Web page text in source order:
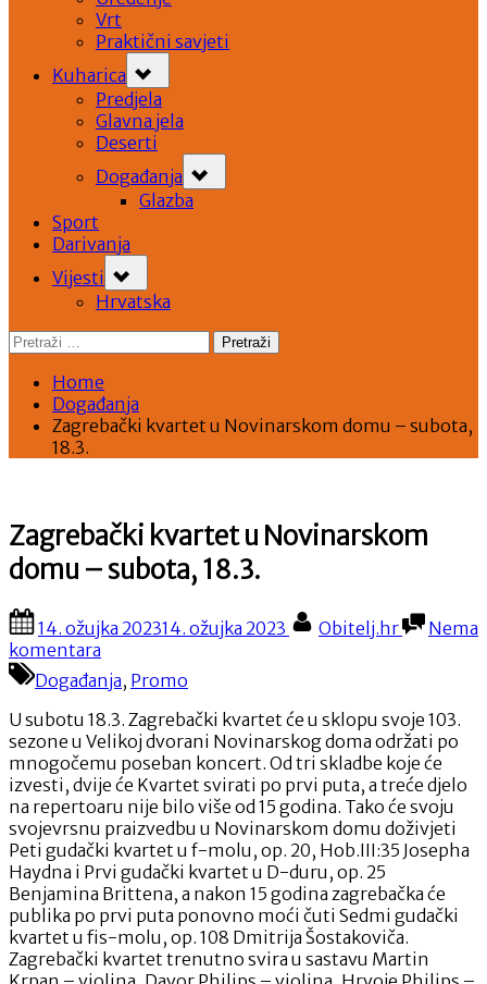
Vrt
Praktični savjeti
Kuharica
sub-
menu
Predjela
Glavna jela
Deserti
Događanja
sub-
menu
Glazba
Sport
Darivanja
Vijesti
sub-
menu
Hrvatska
Pretraži:
Home
Događanja
Zagrebački kvartet u Novinarskom domu – subota,
18.3.
Zagrebački kvartet u Novinarskom
domu – subota, 18.3.
Posted
on
14. ožujka 202314. ožujka 2023 By
Obitelj.hr
Nema
komentara
Zagrebački
kvartet
u
Novinarskom
domu
–
subota,
18.3.
Događanja, Promo
U subotu 18.3. Zagrebački kvartet će u sklopu svoje 103.
sezone u Velikoj dvorani Novinarskog doma održati po
mnogočemu poseban koncert. Od tri skladbe koje će
izvesti, dvije će Kvartet svirati po prvi puta, a treće djelo
na repertoaru nije bilo više od 15 godina. Tako će svoju
svojevrsnu praizvedbu u Novinarskom domu doživjeti
Peti gudački kvartet u f-molu, op. 20, Hob.III:35 Josepha
Haydna i Prvi gudački kvartet u D-duru, op. 25
Benjamina Brittena, a nakon 15 godina zagrebačka će
publika po prvi puta ponovno moći čuti Sedmi gudački
kvartet u fis-molu, op. 108 Dmitrija Šostakoviča.
Zagrebački kvartet trenutno svira u sastavu Martin